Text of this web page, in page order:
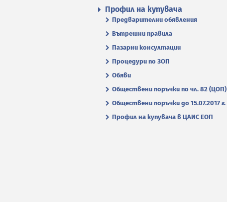
Профил на купувача
Предварителни обявления
Вътрешни правила
Пазарни консултации
Процедури по ЗОП
Обяви
Обществени поръчки по чл. 82 (ЦОП)
Обществени поръчки до 15.07.2017 г.
Профил на купувача в ЦАИС ЕОП